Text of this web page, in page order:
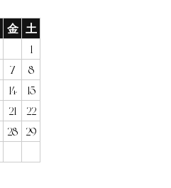
金 土
1
7
8
14
15
21
22
28
29